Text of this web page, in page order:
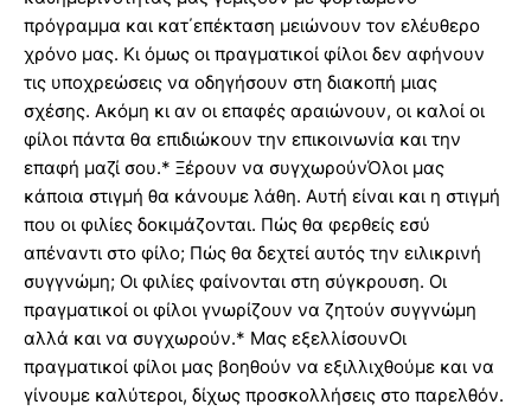
πρόγραμμα και κατ΄επέκταση μειώνουν τον ελέυθερο
χρόνο μας. Κι όμως οι πραγματικοί φίλοι δεν αφήνουν
τις υποχρεώσεις να οδηγήσουν στη διακοπή μιας
σχέσης. Ακόμη κι αν οι επαφές αραιώνουν, οι καλοί οι
φίλοι πάντα θα επιδιώκουν την επικοινωνία και την
επαφή μαζί σου.* Ξέρουν να συγχωρούνΌλοι μας
κάποια στιγμή θα κάνουμε λάθη. Αυτή είναι και η στιγμή
που οι φιλίες δοκιμάζονται. Πώς θα φερθείς εσύ
απέναντι στο φίλο; Πώς θα δεχτεί αυτός την ειλικρινή
συγγνώμη; Οι φιλίες φαίνονται στη σύγκρουση. Οι
πραγματικοί οι φίλοι γνωρίζουν να ζητούν συγγνώμη
αλλά και να συγχωρούν.* Μας εξελλίσουνΟι
πραγματικοί φίλοι μας βοηθούν να εξιλλιχθούμε και να
γίνουμε καλύτεροι, δίχως προσκολλήσεις στο παρελθόν.